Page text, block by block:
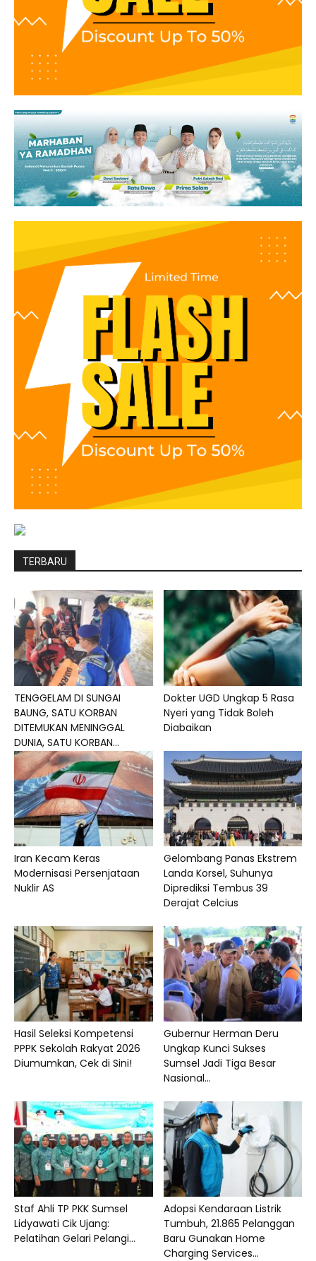
TERBARU
TENGGELAM DI SUNGAI
BAUNG, SATU KORBAN
DITEMUKAN MENINGGAL
DUNIA, SATU KORBAN...
Dokter UGD Ungkap 5 Rasa
Nyeri yang Tidak Boleh
Diabaikan
Iran Kecam Keras
Modernisasi Persenjataan
Nuklir AS
Gelombang Panas Ekstrem
Landa Korsel, Suhunya
Diprediksi Tembus 39
Derajat Celcius
Hasil Seleksi Kompetensi
PPPK Sekolah Rakyat 2026
Diumumkan, Cek di Sini!
Gubernur Herman Deru
Ungkap Kunci Sukses
Sumsel Jadi Tiga Besar
Nasional...
Staf Ahli TP PKK Sumsel
Lidyawati Cik Ujang:
Pelatihan Gelari Pelangi...
Adopsi Kendaraan Listrik
Tumbuh, 21.865 Pelanggan
Baru Gunakan Home
Charging Services...